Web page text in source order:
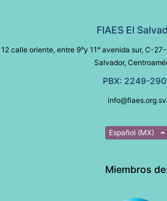
FIAES El
12 calle oriente, entre 9°y 11° avenida sur, C-
Salvador,
PBX: 2249-
info@fiaes.org.sv
Español (MX)
Miembros